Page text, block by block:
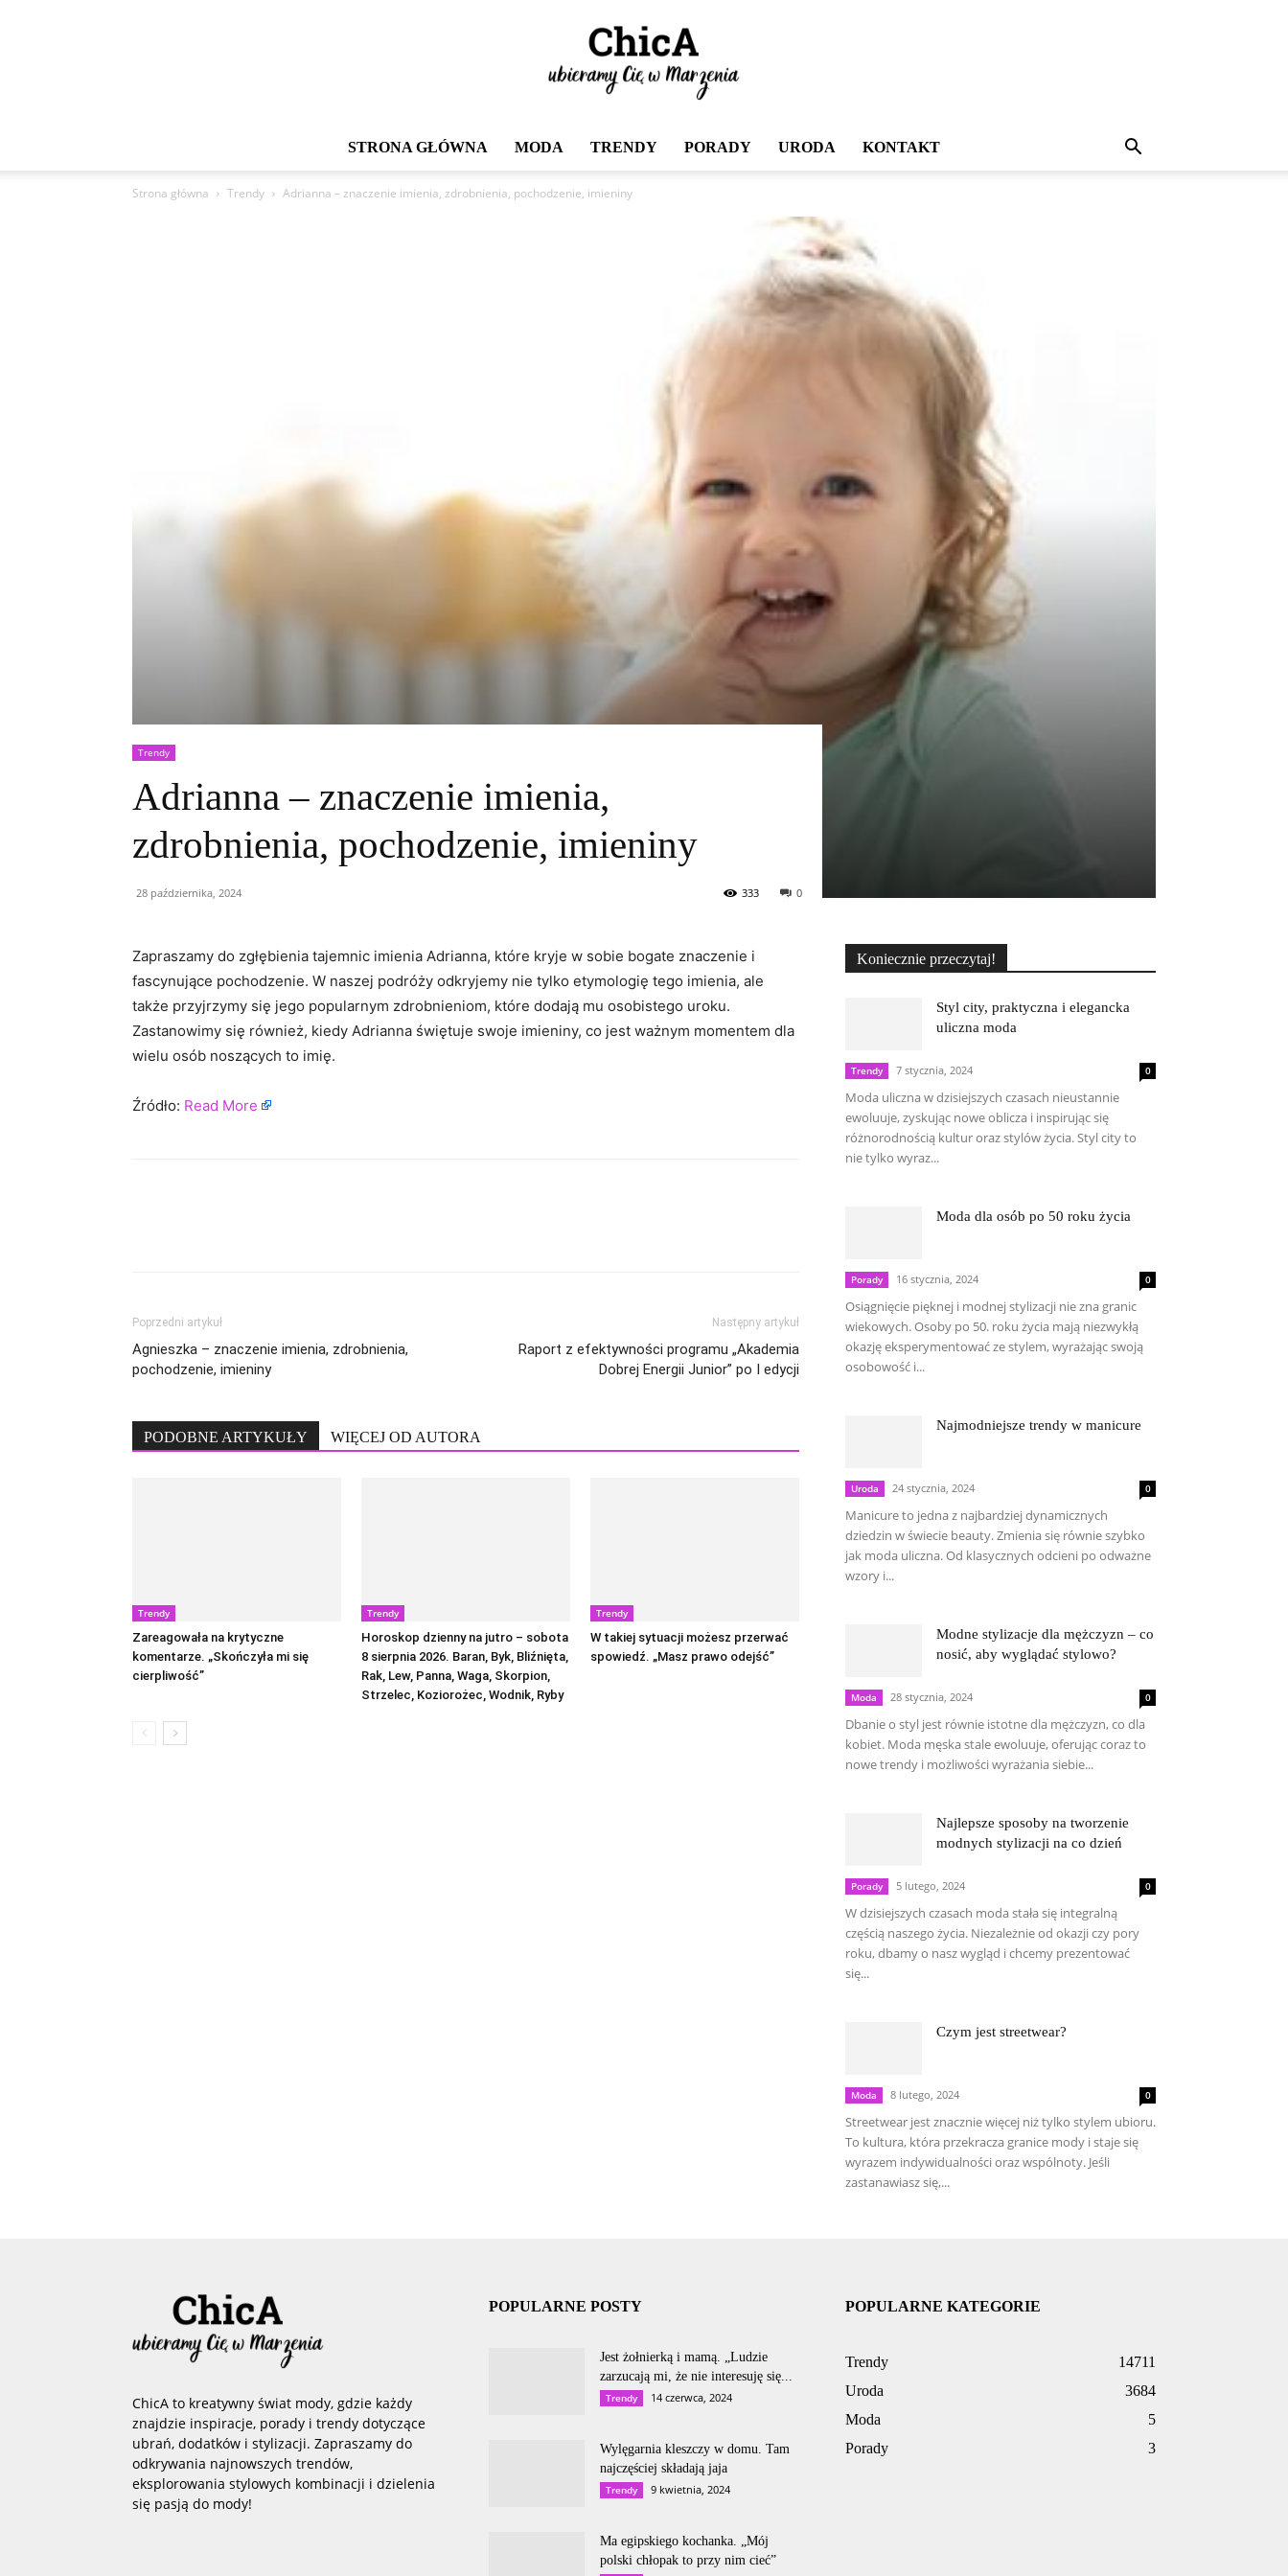
STRONA GŁÓWNA MODA TRENDY PORADY URODA KONTAKT
Strona główna Trendy Adrianna – znaczenie imienia, zdrobnienia, pochodzenie, imieniny
Trendy
Adrianna – znaczenie imienia,
zdrobnienia, pochodzenie, imieniny
28 października, 2024 0
333
Zapraszamy do zgłębienia tajemnic imienia Adrianna, które kryje w sobie bogate znaczenie i
fascynujące pochodzenie. W naszej podróży odkryjemy nie tylko etymologię tego imienia, ale
także przyjrzymy się jego popularnym zdrobnieniom, które dodają mu osobistego uroku.
Zastanowimy się również, kiedy Adrianna świętuje swoje imieniny, co jest ważnym momentem dla
wielu osób noszących to imię.
Źródło: Read More
Poprzedni artykuł
Agnieszka – znaczenie imienia, zdrobnienia,
pochodzenie, imieniny
Następny artykuł
Raport z efektywności programu „Akademia
Dobrej Energii Junior” po I edycji
PODOBNE ARTYKUŁY WIĘCEJ OD AUTORA
Trendy
Zareagowała na krytyczne
komentarze. „Skończyła mi się
cierpliwość”
Trendy
Horoskop dzienny na jutro – sobota
8 sierpnia 2026. Baran, Byk, Bliźnięta,
Rak, Lew, Panna, Waga, Skorpion,
Strzelec, Koziorożec, Wodnik, Ryby
Trendy
W takiej sytuacji możesz przerwać
spowiedź. „Masz prawo odejść”
Koniecznie przeczytaj!
Styl city, praktyczna i elegancka
uliczna moda
Trendy 7 stycznia, 2024 0
Moda uliczna w dzisiejszych czasach nieustannie
ewoluuje, zyskując nowe oblicza i inspirując się
różnorodnością kultur oraz stylów życia. Styl city to
nie tylko wyraz...
Moda dla osób po 50 roku życia
Porady 16 stycznia, 2024 0
Osiągnięcie pięknej i modnej stylizacji nie zna granic
wiekowych. Osoby po 50. roku życia mają niezwykłą
okazję eksperymentować ze stylem, wyrażając swoją
osobowość i...
Najmodniejsze trendy w manicure
Uroda 24 stycznia, 2024 0
Manicure to jedna z najbardziej dynamicznych
dziedzin w świecie beauty. Zmienia się równie szybko
jak moda uliczna. Od klasycznych odcieni po odważne
wzory i...
Modne stylizacje dla mężczyzn – co
nosić, aby wyglądać stylowo?
Moda 28 stycznia, 2024 0
Dbanie o styl jest równie istotne dla mężczyzn, co dla
kobiet. Moda męska stale ewoluuje, oferując coraz to
nowe trendy i możliwości wyrażania siebie...
Najlepsze sposoby na tworzenie
modnych stylizacji na co dzień
Porady 5 lutego, 2024 0
W dzisiejszych czasach moda stała się integralną
częścią naszego życia. Niezależnie od okazji czy pory
roku, dbamy o nasz wygląd i chcemy prezentować
się...
Czym jest streetwear?
Moda 8 lutego, 2024 0
Streetwear jest znacznie więcej niż tylko stylem ubioru.
To kultura, która przekracza granice mody i staje się
wyrazem indywidualności oraz wspólnoty. Jeśli
zastanawiasz się,...
ChicA to kreatywny świat mody, gdzie każdy
znajdzie inspiracje, porady i trendy dotyczące
ubrań, dodatków i stylizacji. Zapraszamy do
odkrywania najnowszych trendów,
eksplorowania stylowych kombinacji i dzielenia
się pasją do mody!
POPULARNE POSTY
Jest żołnierką i mamą. „Ludzie
zarzucają mi, że nie interesuję się...
Trendy 14 czerwca, 2024
Wylęgarnia kleszczy w domu. Tam
najczęściej składają jaja
Trendy 9 kwietnia, 2024
Ma egipskiego kochanka. „Mój
polski chłopak to przy nim cieć”
POPULARNE KATEGORIE
Trendy
14711
Uroda
3684
Moda
5
Porady
3